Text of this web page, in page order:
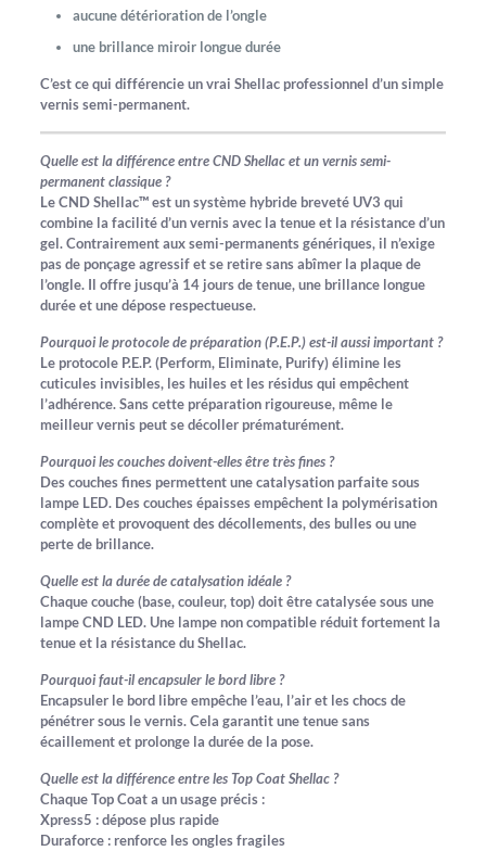
aucune détérioration de l’ongle
une brillance miroir longue durée
C’est ce qui différencie unvrai Shellac professionnel d’un simple
vernis semi-permanent.
Quelle est la différence entre CND Shellac et un vernis semi-
permanent classique ?
Le CND Shellac™ est un système hybride breveté UV3 qui
combine la facilité d’un vernis avec la tenue et la résistance d’un
gel. Contrairement aux semi-permanents génériques, il n’exige
pas de ponçage agressif et se retire sans abîmer la plaque de
l’ongle. Il offre jusqu’à 14 jours de tenue, une brillance longue
durée et une dépose respectueuse.
Pourquoi le protocole de préparation (P.E.P.) est-il aussi important ?
Le protocole P.E.P. (Perform, Eliminate, Purify) élimine les
cuticules invisibles, les huiles et les résidus qui empêchent
l’adhérence. Sans cette préparation rigoureuse, même le
meilleur vernis peut se décoller prématurément.
Pourquoi les couches doivent-elles être très fines ?
Des couches fines permettent une catalysation parfaite sous
lampe LED. Des couches épaisses empêchent la polymérisation
complète et provoquent des décollements, des bulles ou une
perte de brillance.
Quelle est la durée de catalysation idéale ?
Chaque couche (base, couleur, top) doit être catalysée sous une
lampe CND LED. Une lampe non compatible réduit fortement la
tenue et la résistance du Shellac.
Pourquoi faut-il encapsuler le bord libre ?
Encapsuler le bord libre empêche l’eau, l’air et les chocs de
pénétrer sous le vernis. Cela garantit une tenue sans
écaillement et prolonge la durée de la pose.
Quelle est la différence entre les Top Coat Shellac ?
Chaque Top Coat a un usage précis :
Xpress5 : dépose plus rapide
Duraforce : renforce les ongles fragiles